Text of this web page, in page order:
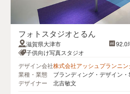
フォトスタジオとるん
滋賀県大津市
92.0
子供向け写真スタジオ
デザイン会社株式会社アッシュプランニン
業種・業態
ブランディング・デザイン
デザイナー
北吉敏文